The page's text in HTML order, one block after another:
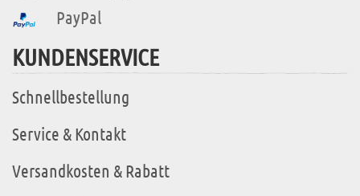
PayPal
KUNDENSERVICE
Schnellbestellung
Service & Kontakt
Versandkosten & Rabatt